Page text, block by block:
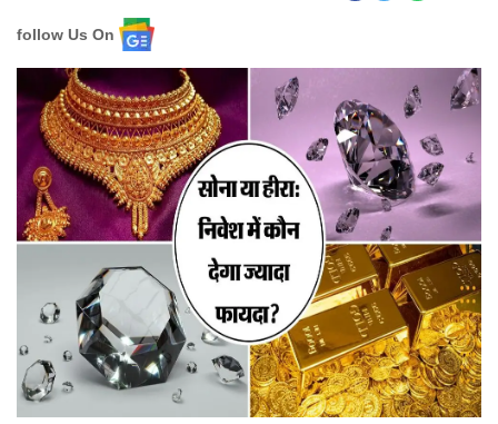
follow Us On